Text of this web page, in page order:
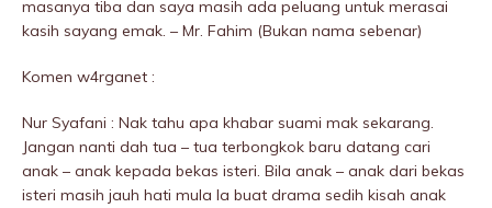
masanya tiba dan saya masih ada peluang untuk merasai
kasih sayang emak. – Mr. Fahim (Bukan nama sebenar)
Komen w4rganet :
Nur Syafani : Nak tahu apa khabar suami mak sekarang.
Jangan nanti dah tua – tua terbongkok baru datang cari
anak – anak kepada bekas isteri. Bila anak – anak dari bekas
isteri masih jauh hati mula la buat drama sedih kisah anak